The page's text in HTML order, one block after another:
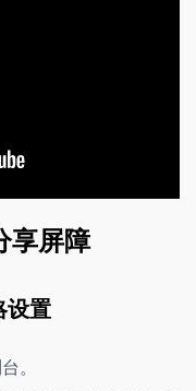
享屏障
设置
。